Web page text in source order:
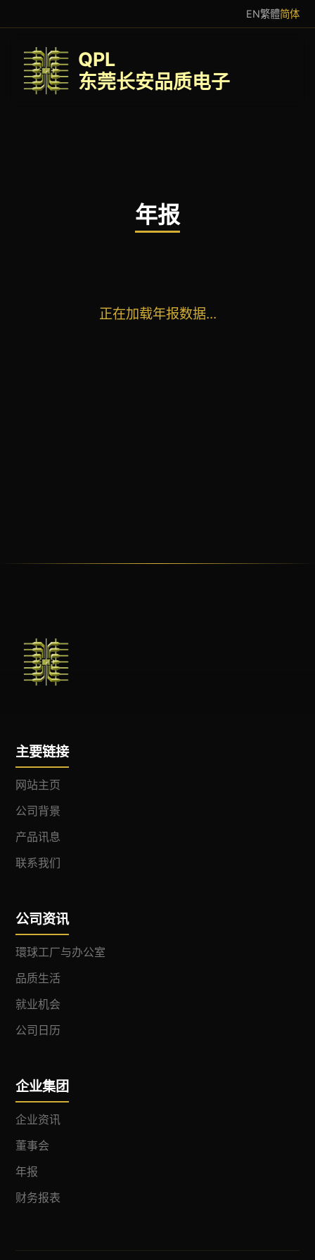
EN繁體简体
QPL
东莞长安品质电子
年报
正在加载年报数据...
主要链接
网站主页
公司背景
产品讯息
联系我们
公司资讯
環球工厂与办公室
品质生活
就业机会
公司日历
企业集团
企业资讯
董事会
年报
财务报表